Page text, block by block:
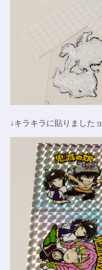
↓キラキラに貼りましたョ